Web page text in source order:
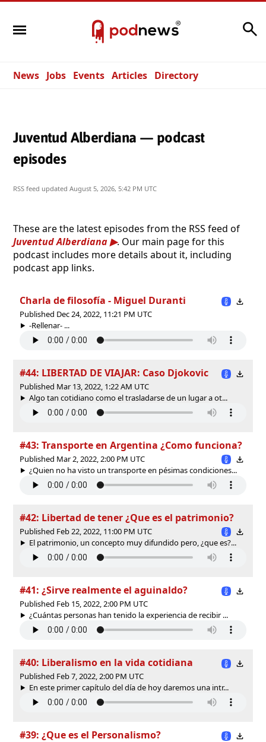
News Jobs Events Articles Directory
Juventud Alberdiana — podcast
episodes
RSS feed updated August 5, 2026, 5:42 PM UTC
These are the latest episodes from the RSS feed of
Juventud Alberdiana
. Our main page for this
podcast includes more details about it, including
podcast app links.
Charla de filosofía - Miguel Duranti
Published Dec 24, 2022, 11:21 PM UTC
-Rellenar- ...
#44: LIBERTAD DE VIAJAR: Caso Djokovic
Published Mar 13, 2022, 1:22 AM UTC
Algo tan cotidiano como el trasladarse de un lugar a ot...
#43: Transporte en Argentina ¿Como funciona?
Published Mar 2, 2022, 2:00 PM UTC
¿Quien no ha visto un transporte en pésimas condiciones...
#42: Libertad de tener ¿Que es el patrimonio?
Published Feb 22, 2022, 11:00 PM UTC
El patrimonio, un concepto muy difundido pero, ¿que es?...
#41: ¿Sirve realmente el aguinaldo?
Published Feb 15, 2022, 2:00 PM UTC
¿Cuántas personas han tenido la experiencia de recibir ...
#40: Liberalismo en la vida cotidiana
Published Feb 7, 2022, 2:00 PM UTC
En este primer capítulo del día de hoy daremos una intr...
#39: ¿Que es el Personalismo?